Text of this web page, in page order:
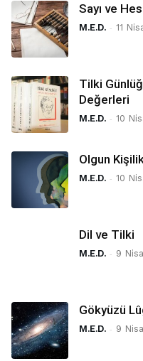
Sayı ve
M.E.D. - 11
Tilki
Değerleri
M.E.D. - 10
Olgun
M.E.D. - 10
Dil ve Tilki
M.E.D. - 9
Gökyüzü
M.E.D. - 9